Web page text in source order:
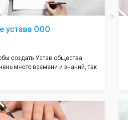
устава ООО
создать Устав общества
много времени и знаний, так
предоставит вам свой
Устав Общества, который